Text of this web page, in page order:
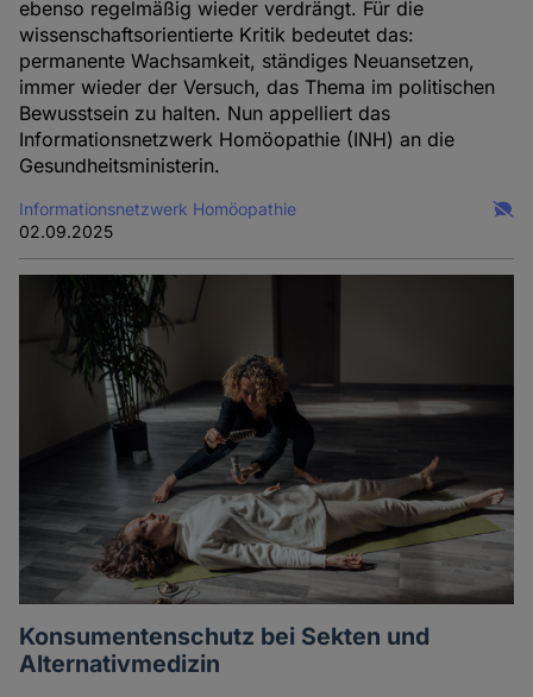
ebenso regelmäßig wieder verdrängt. Für die
wissenschaftsorientierte Kritik bedeutet das:
permanente Wachsamkeit, ständiges Neuansetzen,
immer wieder der Versuch, das Thema im politischen
Bewusstsein zu halten. Nun appelliert das
Informationsnetzwerk Homöopathie (INH) an die
Gesundheitsministerin.
Informationsnetzwerk Homöopathie
02.09.2025
Konsumentenschutz bei Sekten und
Alternativmedizin